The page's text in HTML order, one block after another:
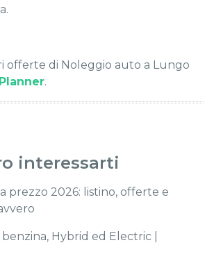
offerte di Noleggio auto a Lungo
.
interessarti
prezzo 2026: listino, offerte e
Hybrid ed Electric |